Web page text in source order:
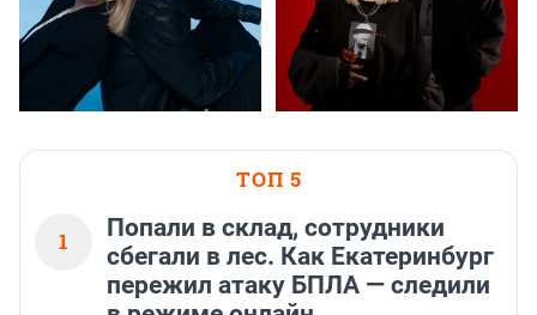
ТОП 5
1
Попали в склад, сотрудники
сбегали в лес. Как Екатеринбург
пережил атаку БПЛА — следили